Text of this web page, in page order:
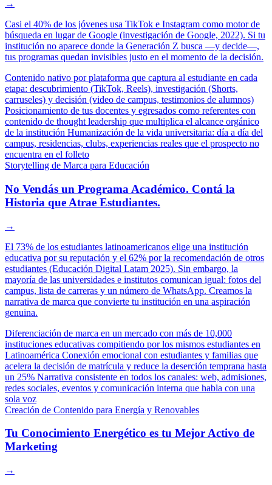
→
Casi el 40% de los jóvenes usa TikTok e Instagram como motor de
búsqueda en lugar de Google (investigación de Google, 2022). Si tu
institución no aparece donde la Generación Z busca —y decide—,
tus programas quedan invisibles justo en el momento de la decisión.
Contenido nativo por plataforma que captura al estudiante en cada
etapa: descubrimiento (TikTok, Reels), investigación (Shorts,
carruseles) y decisión (video de campus, testimonios de alumnos)
Posicionamiento de tus docentes y egresados como referentes con
contenido de thought leadership que multiplica el alcance orgánico
de la institución Humanización de la vida universitaria: día a día del
campus, residencias, clubs, experiencias reales que el prospecto no
encuentra en el folleto
Storytelling de Marca para Educación
No Vendás un Programa Académico. Contá la
Historia que Atrae Estudiantes.
→
El 73% de los estudiantes latinoamericanos elige una institución
educativa por su reputación y el 62% por la recomendación de otros
estudiantes (Educación Digital Latam 2025). Sin embargo, la
mayoría de las universidades e institutos comunican igual: fotos del
campus, lista de carreras y un número de WhatsApp. Creamos la
narrativa de marca que convierte tu institución en una aspiración
genuina.
Diferenciación de marca en un mercado con más de 10,000
instituciones educativas compitiendo por los mismos estudiantes en
Latinoamérica Conexión emocional con estudiantes y familias que
acelera la decisión de matrícula y reduce la deserción temprana hasta
un 25% Narrativa consistente en todos los canales: web, admisiones,
redes sociales, eventos y comunicación interna que habla con una
sola voz
Creación de Contenido para Energía y Renovables
Tu Conocimiento Energético es tu Mejor Activo de
Marketing
→